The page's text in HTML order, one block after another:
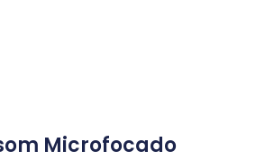
Microfocado